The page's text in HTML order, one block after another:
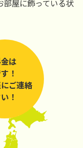
部屋に飾っている状
は
！
ご連絡
！